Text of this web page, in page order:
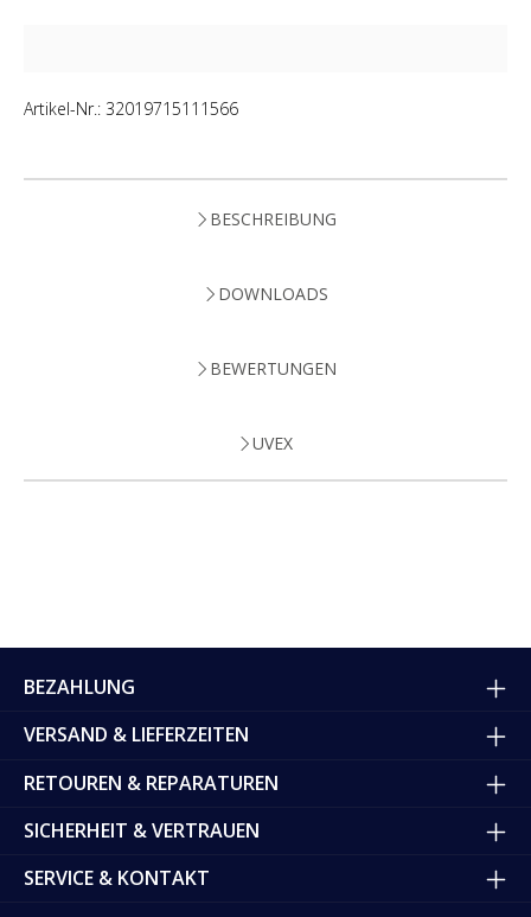
Artikel-Nr.: 32019715111566
BESCHREIBUNG
DOWNLOADS
BEWERTUNGEN
UVEX
BEZAHLUNG
VERSAND & LIEFERZEITEN
RETOUREN & REPARATUREN
SICHERHEIT & VERTRAUEN
SERVICE & KONTAKT